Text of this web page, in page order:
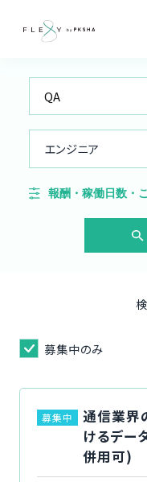
案件検索
職種から案件を探す
FLEXYについて
コーディネーター
イベント/マガジン
エンジニア
報酬・稼働日数・
募集中のみ
募集中
通信業界
けるデー
併用可)